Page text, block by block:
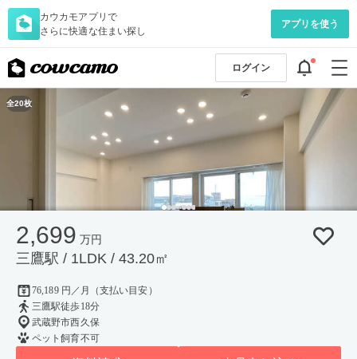
カウカモアプリで
さらに快適な住まい探し
アプリを使う
ログイン
全20枚
2,699 万円
三鷹駅 / 1LDK / 43.20㎡
76,189 円／月（支払い目安）
三鷹駅徒歩18分
武蔵野市西久保
ペット飼育不可